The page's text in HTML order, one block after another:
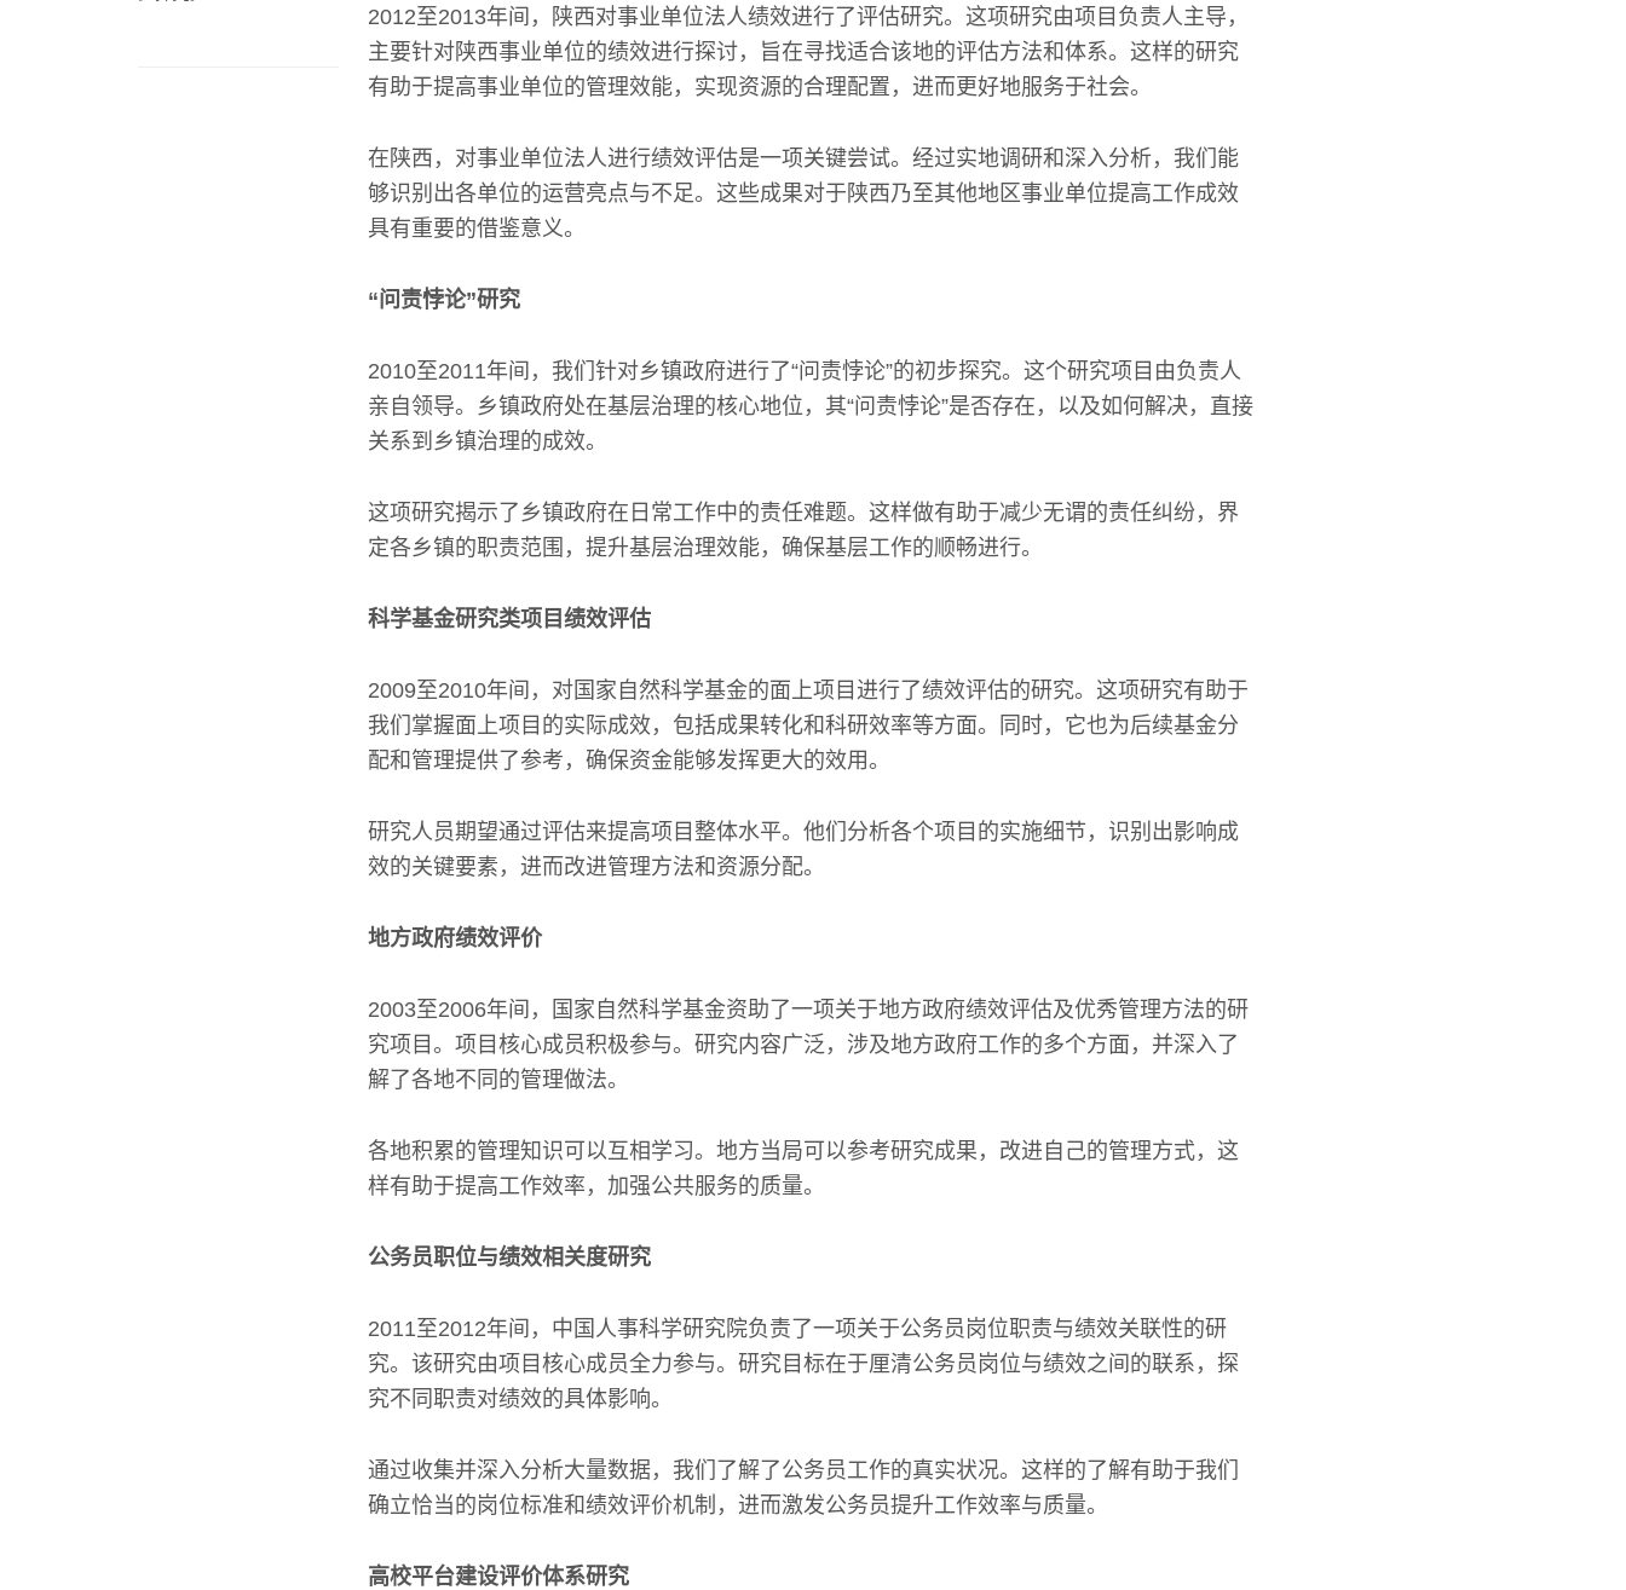
2012至2013年间，陕西对事业单位法人绩效进行了评估研究。这项研究由项目负责人主导，
主要针对陕西事业单位的绩效进行探讨，旨在寻找适合该地的评估方法和体系。这样的研究
有助于提高事业单位的管理效能，实现资源的合理配置，进而更好地服务于社会。
在陕西，对事业单位法人进行绩效评估是一项关键尝试。经过实地调研和深入分析，我们能
够识别出各单位的运营亮点与不足。这些成果对于陕西乃至其他地区事业单位提高工作成效
具有重要的借鉴意义。
“问责悖论”研究
2010至2011年间，我们针对乡镇政府进行了“问责悖论”的初步探究。这个研究项目由负责人
亲自领导。乡镇政府处在基层治理的核心地位，其“问责悖论”是否存在，以及如何解决，直接
关系到乡镇治理的成效。
这项研究揭示了乡镇政府在日常工作中的责任难题。这样做有助于减少无谓的责任纠纷，界
定各乡镇的职责范围，提升基层治理效能，确保基层工作的顺畅进行。
科学基金研究类项目绩效评估
2009至2010年间，对国家自然科学基金的面上项目进行了绩效评估的研究。这项研究有助于
我们掌握面上项目的实际成效，包括成果转化和科研效率等方面。同时，它也为后续基金分
配和管理提供了参考，确保资金能够发挥更大的效用。
研究人员期望通过评估来提高项目整体水平。他们分析各个项目的实施细节，识别出影响成
效的关键要素，进而改进管理方法和资源分配。
地方政府绩效评价
2003至2006年间，国家自然科学基金资助了一项关于地方政府绩效评估及优秀管理方法的研
究项目。项目核心成员积极参与。研究内容广泛，涉及地方政府工作的多个方面，并深入了
解了各地不同的管理做法。
各地积累的管理知识可以互相学习。地方当局可以参考研究成果，改进自己的管理方式，这
样有助于提高工作效率，加强公共服务的质量。
公务员职位与绩效相关度研究
2011至2012年间，中国人事科学研究院负责了一项关于公务员岗位职责与绩效关联性的研
究。该研究由项目核心成员全力参与。研究目标在于厘清公务员岗位与绩效之间的联系，探
究不同职责对绩效的具体影响。
通过收集并深入分析大量数据，我们了解了公务员工作的真实状况。这样的了解有助于我们
确立恰当的岗位标准和绩效评价机制，进而激发公务员提升工作效率与质量。
高校平台建设评价体系研究